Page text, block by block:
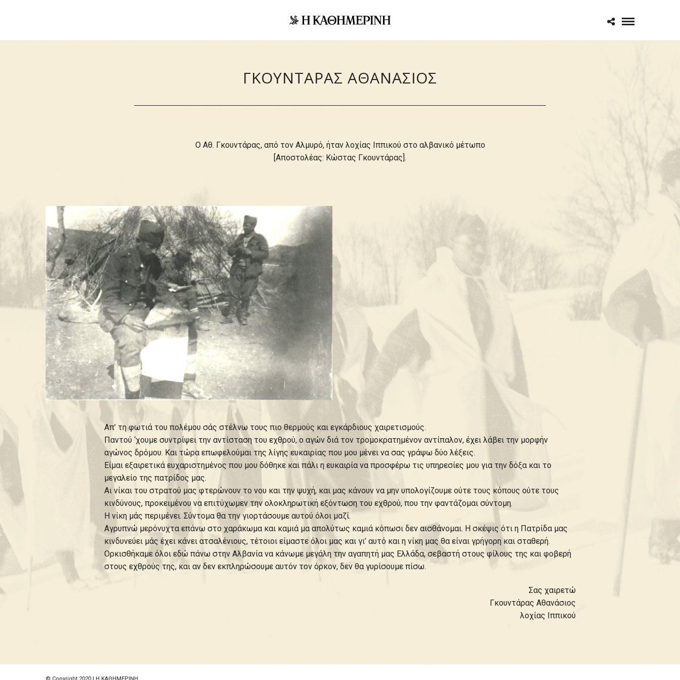
ΓΚΟΥΝΤΑΡΑΣ ΑΘΑΝΑΣΙΟΣ
Ο Αθ. Γκουντάρας, από τον Αλμυρό, ήταν λοχίας Ιππικού στο αλβανικό μέτωπο
[Αποστολέας: Κώστας Γκουντάρας].
Απ’ τη φωτιά του πολέμου σάς στέλνω τους πιο θερμούς και εγκάρδιους χαιρετισμούς.
Παντού ‘χουμε συντρίψει την αντίσταση του εχθρού, ο αγών διά τον τρομοκρατημένον αντίπαλον, έχει λάβει την μορφήν
αγώνος δρόμου. Και τώρα επωφελούμαι της λίγης ευκαιρίας που μου μένει να σας γράψω δύο λέξεις.
Είμαι εξαιρετικά ευχαριστημένος που μου δόθηκε και πάλι η ευκαιρία να προσφέρω τις υπηρεσίες μου για την δόξα και το
μεγαλείο της πατρίδος μας.
Αι νίκαι του στρατού μας φτερώνουν το νου και την ψυχή, και μας κάνουν να μην υπολογίζουμε ούτε τους κόπους ούτε τους
κινδύνους, προκειμένου να επιτύχωμεν την ολοκληρωτική εξόντωση του εχθρού, που την φαντάζομαι σύντομη.
Η νίκη μάς περιμένει. Σύντομα θα την γιορτάσουμε αυτού όλοι μαζί.
Αγρυπνώ μερόνυχτα επάνω στο χαράκωμα και καμιά μα απολύτως καμιά κόπωσι δεν αισθάνομαι. Η σκέψις ότι η Πατρίδα μας
κινδυνεύει μάς έχει κάνει ατσαλένιους, τέτοιοι είμαστε όλοι μας και γι’ αυτό και η νίκη μας θα είναι γρήγορη και σταθερή.
Ορκισθήκαμε όλοι εδώ πάνω στην Αλβανία να κάνωμε μεγάλη την αγαπητή μας Ελλάδα, σεβαστή στους φίλους της και φοβερή
στους εχθρούς της, και αν δεν εκπληρώσουμε αυτόν τον όρκον, δεν θα γυρίσουμε πίσω.
Σας χαιρετώ
Γκουντάρας Αθανάσιος
λοχίας Ιππικού
© Copyright 2020 | Η ΚΑΘΗΜΕΡΙΝΗ